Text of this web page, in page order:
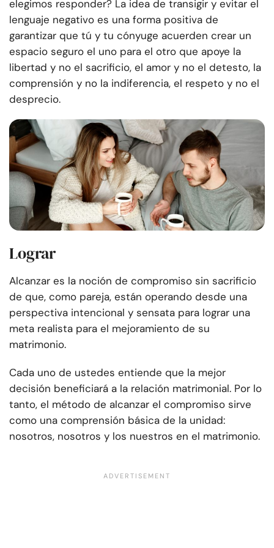
elegimos responder? La idea de transigir y evitar el
lenguaje negativo es una forma positiva de
garantizar que tú y tu cónyuge acuerden crear un
espacio seguro el uno para el otro que apoye la
libertad y no el sacrificio, el amor y no el detesto, la
comprensión y no la indiferencia, el respeto y no el
desprecio.
Lograr
Alcanzar es la noción de compromiso sin sacrificio
de que, como pareja, están operando desde una
perspectiva intencional y sensata para lograr una
meta realista para el mejoramiento de su
matrimonio.
Cada uno de ustedes entiende que la mejor
decisión beneficiará a la relación matrimonial. Por lo
tanto, el método de alcanzar el compromiso sirve
como una comprensión básica de la unidad:
nosotros, nosotros y los nuestros en el matrimonio.